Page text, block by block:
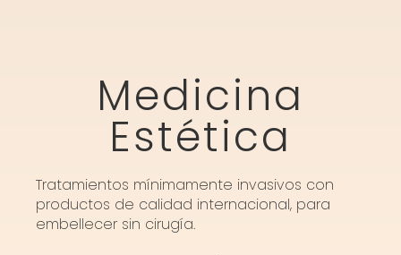
Medicina
Estética
Tratamientos mínimamente invasivos con
productos de calidad internacional, para
embellecer sin cirugía.